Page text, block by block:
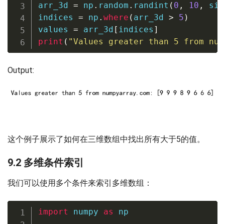
arr_3d = np . random . randint ( 0 , 10 ,
indices = np . where ( arr_3d > 5 )
values = arr_3d [ indices ]
print ( "Values greater than 5 from
Output:
这个例子展示了如何在三维数组中找出所有大于5的值。
9.2 多维条件索引
我们可以使用多个条件来索引多维数组：
import numpy as np